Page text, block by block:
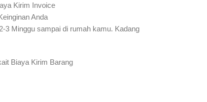
Kirim Invoice
Anda
3 Minggu sampai di rumah kamu. Kadang
Biaya Kirim Barang